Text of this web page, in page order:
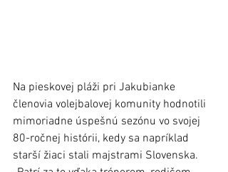
Na pieskovej pláži pri Jakubianke
členovia volejbalovej komunity hodnotili
mimoriadne úspešnú sezónu vo svojej
80-ročnej histórii, kedy sa napríklad
starší žiaci stali majstrami Slovenska.